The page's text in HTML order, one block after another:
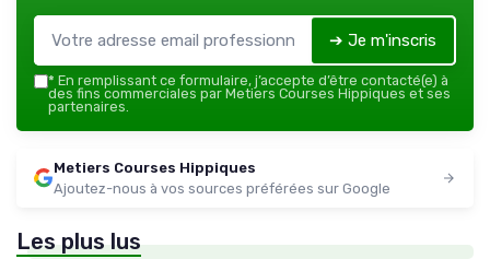
➔ Je m'inscris
* En remplissant ce formulaire, j’accepte d’être contacté(e) à
des fins commerciales par Metiers Courses Hippiques et ses
partenaires.
Metiers Courses Hippiques
Ajoutez-nous à vos sources préférées sur Google
Les plus lus